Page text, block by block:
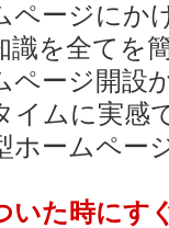
ページにか
識を全てを
ページ開設
イムに実感
ホームペー
いた時にす